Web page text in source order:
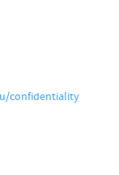
confidentiality